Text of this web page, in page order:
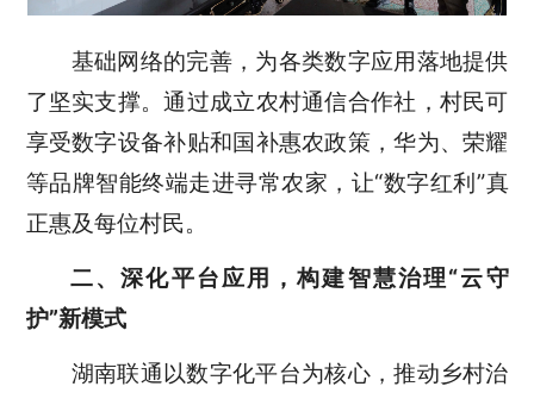
基础网络的完善，为各类数字应用落地提供
了坚实支撑。通过成立农村通信合作社，村民可
享受数字设备补贴和国补惠农政策，华为、荣耀
等品牌智能终端走进寻常农家，让“数字红利”真
正惠及每位村民。
二、深化平台应用，构建智慧治理“云守
护”新模式
湖南联通以数字化平台为核心，推动乡村治